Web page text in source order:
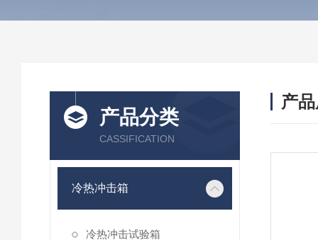
产品分类
CASSIFICATION
冷热冲击箱
冷热冲击试验箱
产